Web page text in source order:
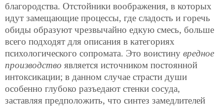
благородства. Отстойники воображения, в которых
идут замещающие процессы, где сладость и горечь
обиды образуют чрезвычайно едкую смесь, больше
всего подходят для описания в категориях
психологического сопромата. Это воистину вредное
производство является источником постоянной
интоксикации; в данном случае страсти души
особенно глубоко разъедают стенки сосуда,
заставляя предположить, что синтез замедлителей